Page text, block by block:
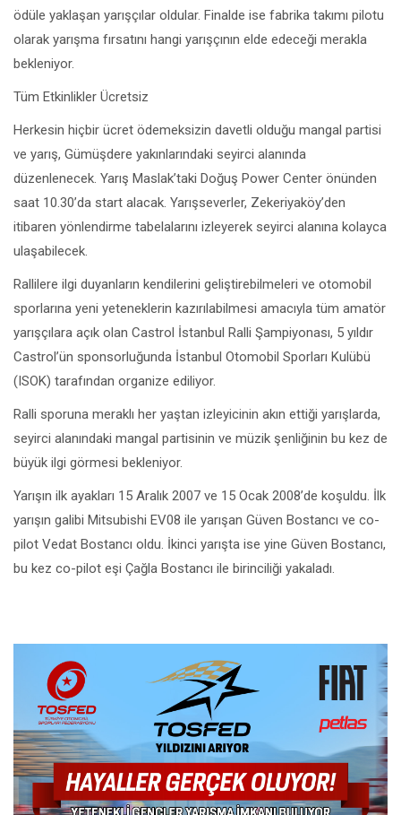
ödüle yaklaşan yarışçılar oldular. Finalde ise fabrika takımı pilotu
olarak yarışma fırsatını hangi yarışçının elde edeceği merakla
bekleniyor.
Tüm Etkinlikler Ücretsiz
Herkesin hiçbir ücret ödemeksizin davetli olduğu mangal partisi
ve yarış, Gümüşdere yakınlarındaki seyirci alanında
düzenlenecek. Yarış Maslak’taki Doğuş Power Center önünden
saat 10.30’da start alacak. Yarışseverler, Zekeriyaköy’den
itibaren yönlendirme tabelalarını izleyerek seyirci alanına kolayca
ulaşabilecek.
Rallilere ilgi duyanların kendilerini geliştirebilmeleri ve otomobil
sporlarına yeni yeteneklerin kazırılabilmesi amacıyla tüm amatör
yarışçılara açık olan Castrol İstanbul Ralli Şampiyonası, 5 yıldır
Castrol’ün sponsorluğunda İstanbul Otomobil Sporları Kulübü
(ISOK) tarafından organize ediliyor.
Ralli sporuna meraklı her yaştan izleyicinin akın ettiği yarışlarda,
seyirci alanındaki mangal partisinin ve müzik şenliğinin bu kez de
büyük ilgi görmesi bekleniyor.
Yarışın ilk ayakları 15 Aralık 2007 ve 15 Ocak 2008’de koşuldu. İlk
yarışın galibi Mitsubishi EV08 ile yarışan Güven Bostancı ve co-
pilot Vedat Bostancı oldu. İkinci yarışta ise yine Güven Bostancı,
bu kez co-pilot eşi Çağla Bostancı ile birinciliği yakaladı.